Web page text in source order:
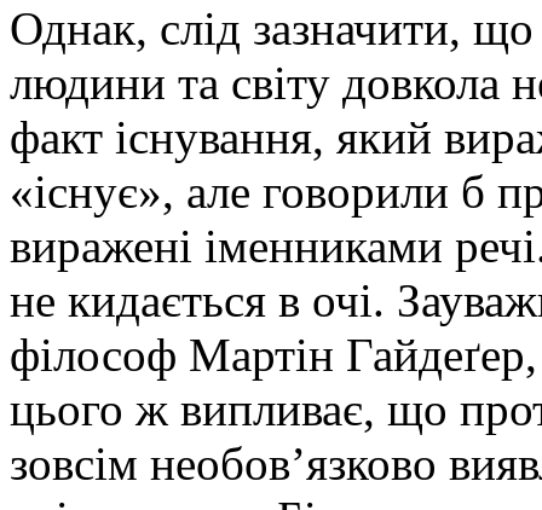
Однак, слід зазначити,
людини та світу довкола
факт існування, який
«існує», але говорили б
виражені іменниками
не кидається в очі.
філософ Мартін
цього ж випливає, що
зовсім необов’язково